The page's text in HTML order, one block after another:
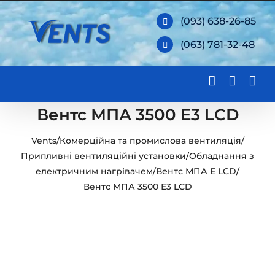
Skip
to
content
(093) 638-26-85
(063) 781-32-48
Вентс МПА 3500 Е3 LCD
Vents/Комерційна та промислова вентиляція/
Припливні вентиляційні установки/Обладнання з
електричним нагрівачем/Вентс МПА Е LCD/
Вентс МПА 3500 Е3 LCD